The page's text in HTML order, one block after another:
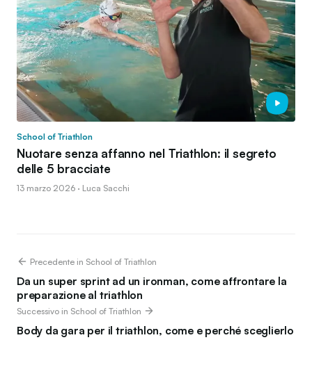
School of Triathlon
Nuotare senza affanno nel Triathlon: il segreto
delle 5 bracciate
13 marzo 2026 · Luca Sacchi
Precedente in School of Triathlon
Da un super sprint ad un ironman, come affrontare la
preparazione al triathlon
Successivo in School of Triathlon
Body da gara per il triathlon, come e perché sceglierlo